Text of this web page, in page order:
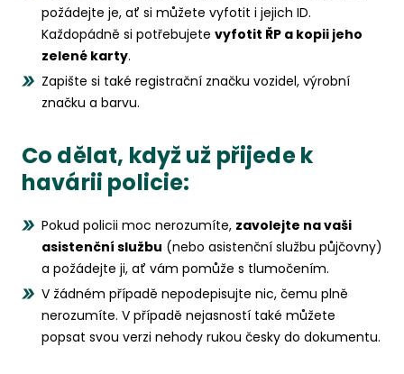
požádejte je, ať si můžete vyfotit i jejich ID.
Každopádně si potřebujete vyfotit ŘP a kopii jeho
zelené karty.
Zapište si také registrační značku vozidel, výrobní
značku a barvu.
Co dělat, když už přijede k
havárii policie:
Pokud policii moc nerozumíte, zavolejte na vaši
asistenční službu (nebo asistenční službu půjčovny)
a požádejte ji, ať vám pomůže s tlumočením.
V žádném případě nepodepisujte nic, čemu plně
nerozumíte. V případě nejasností také můžete
popsat svou verzi nehody rukou česky do dokumentu.